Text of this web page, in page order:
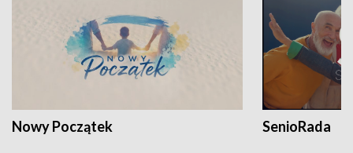
Nowy Początek SenioRada